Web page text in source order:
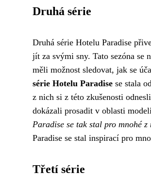
Druhá série
Druhá série Hotelu Paradise
jít za svými sny. Tato sezóna se
měli možnost sledovat, jak se
série Hotelu Paradise se stala
z nich si z této zkušenosti
dokázali prosadit v oblasti
Paradise se tak stal pro mnohé z
Paradise se stal inspirací pro
Třetí série